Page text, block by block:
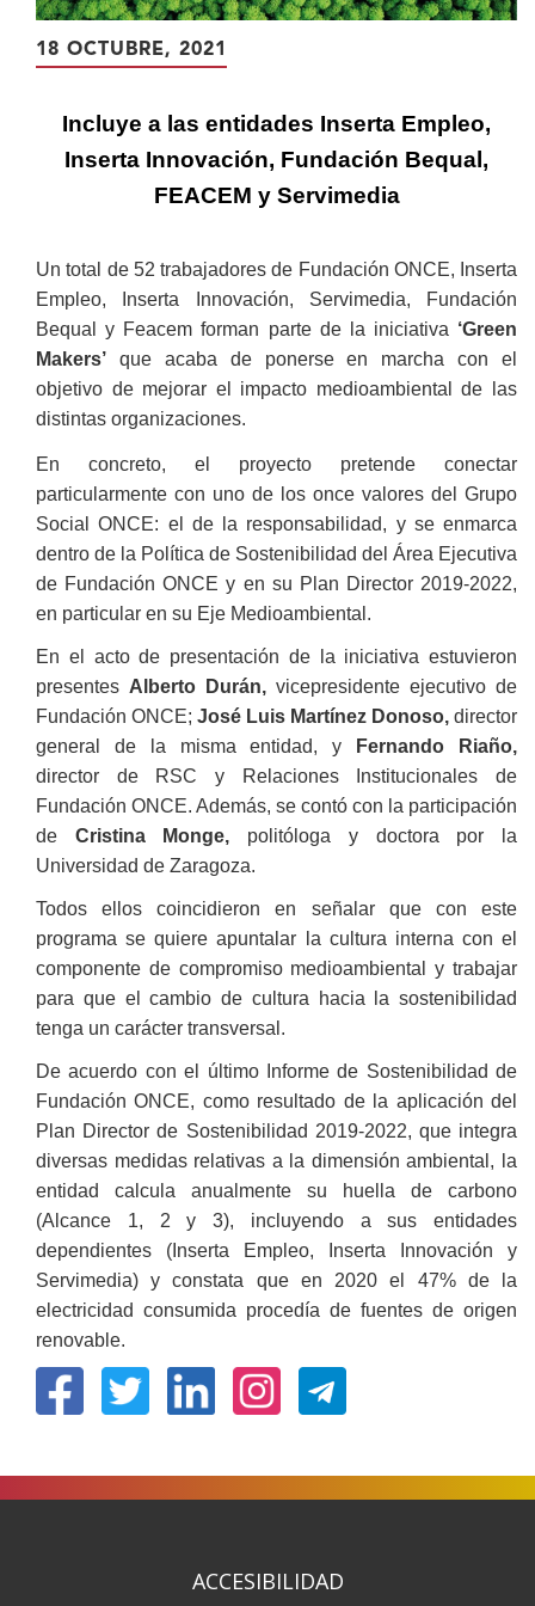
18 OCTUBRE, 2021
Incluye a las entidades Inserta Empleo,
Inserta Innovación, Fundación Bequal,
FEACEM y Servimedia
Un total de 52 trabajadores de Fundación ONCE, Inserta
Empleo, Inserta Innovación, Servimedia, Fundación
Bequal y Feacem forman parte de la iniciativa ‘Green
Makers’ que acaba de ponerse en marcha con el
objetivo de mejorar el impacto medioambiental de las
distintas organizaciones.
En concreto, el proyecto pretende conectar
particularmente con uno de los once valores del Grupo
Social ONCE: el de la responsabilidad, y se enmarca
dentro de la Política de Sostenibilidad del Área Ejecutiva
de Fundación ONCE y en su Plan Director 2019-2022,
en particular en su Eje Medioambiental.
En el acto de presentación de la iniciativa estuvieron
presentes Alberto Durán, vicepresidente ejecutivo de
Fundación ONCE; José Luis Martínez Donoso, director
general de la misma entidad, y
Fernando Riaño,
director de RSC y Relaciones Institucionales de
Fundación ONCE. Además, se contó con la participación
de Cristina Monge, politóloga y doctora por la
Universidad de Zaragoza.
Todos ellos coincidieron en señalar que con este
programa se quiere apuntalar la cultura interna con el
componente de compromiso medioambiental y trabajar
para que el cambio de cultura hacia la sostenibilidad
tenga un carácter transversal.
De acuerdo con el último Informe de Sostenibilidad de
Fundación ONCE, como resultado de la aplicación del
Plan Director de Sostenibilidad 2019-2022, que integra
diversas medidas relativas a la dimensión ambiental, la
entidad calcula anualmente su huella de carbono
(Alcance 1, 2 y 3), incluyendo a sus entidades
dependientes (Inserta Empleo, Inserta Innovación y
Servimedia) y constata que en 2020 el 47% de la
electricidad consumida procedía de fuentes de origen
renovable.
ACCESIBILIDAD